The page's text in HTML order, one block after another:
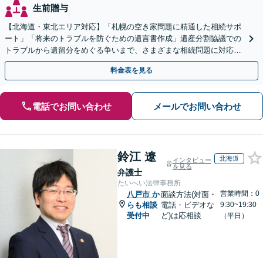
生前贈与
【北海道・東北エリア対応】「札幌の空き家問題に精通した相続サポ
ート」「将来のトラブルを防ぐための遺言書作成」遺産分割協議での
トラブルから遺留分をめぐる争いまで、さまざまな相続問題に対応し
ています「アクセス良好・WEB面談対応で安心の相談」
料金表を見る
電話でお問い合わせ メールでお問い合わせ
鈴江 遼
弁護士
インタビュー
を見る
北海道
たいへい法律事務所
八戸市 か
らも相談
受付中
面談方法(対面・
電話・ビデオな
ど)は応相談
営業時間：0
9:30~19:30
（平日）